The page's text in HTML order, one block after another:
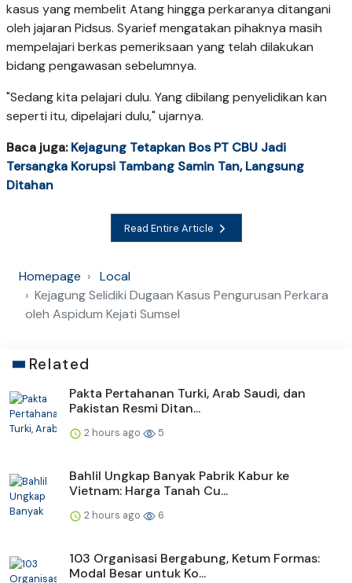
kasus yang membelit Atang hingga perkaranya ditangani
oleh jajaran Pidsus. Syarief mengatakan pihaknya masih
mempelajari berkas pemeriksaan yang telah dilakukan
bidang pengawasan sebelumnya.
"Sedang kita pelajari dulu. Yang dibilang penyelidikan kan
seperti itu, dipelajari dulu," ujarnya.
Baca juga:Kejagung Tetapkan Bos PT CBU Jadi
Tersangka Korupsi Tambang Samin Tan, Langsung
Ditahan
Read Entire Article
Homepage
Local
Kejagung Selidiki Dugaan Kasus Pengurusan Perkara
oleh Aspidum Kejati Sumsel
Related
Pakta Pertahanan Turki, Arab Saudi, dan
Pakistan Resmi Ditan...
2 hours ago 5
Bahlil Ungkap Banyak Pabrik Kabur ke
Vietnam: Harga Tanah Cu...
2 hours ago 6
103 Organisasi Bergabung, Ketum Formas:
Modal Besar untuk Ko...